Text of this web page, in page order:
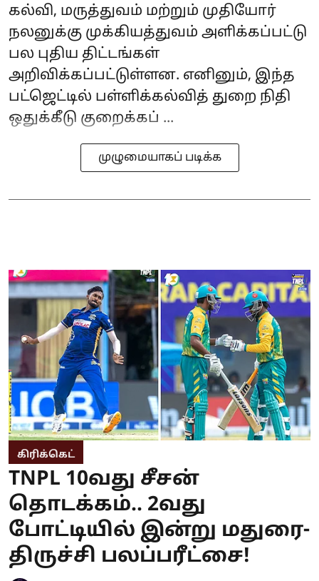
கல்வி, மருத்துவம் மற்றும் முதியோர்
நலனுக்கு முக்கியத்துவம் அளிக்கப்பட்டு
பல புதிய திட்டங்கள்
அறிவிக்கப்பட்டுள்ளன. எனினும், இந்த
பட்ஜெட்டில் பள்ளிக்கல்வித் துறை நிதி
ஒதுக்கீடு குறைக்கப் ...
முழுமையாகப் படிக்க
கிரிக்கெட்
TNPL 10வது சீசன்
தொடக்கம்.. 2வது
போட்டியில் இன்று மதுரை-
திருச்சி பலப்பரீட்சை!